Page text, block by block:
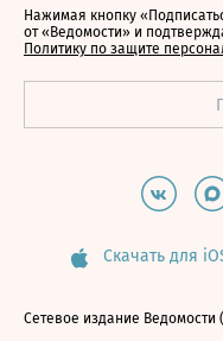
Нажимая кнопку
от «Ведомости» и
Политику по защите
Скачать для
Сетевое издание Ведомости